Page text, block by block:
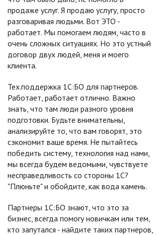
продаже услуг. Я продаю услугу, просто
разговаривая людьми. Вот ЭТО -
работает. Мы помогаем людям, часто в
очень сложных ситуациях. Но это устный
договор двух людей, меня и моего
клиента.
Тех.поддержка 1С:БО для партнеров.
Работает, работает отлично. Важно
знать, что там люди разного уровня
подготовки. Будьте внимательны,
анализируйте то, что вам говорят, это
сэкономит ваше время. Не пытайтесь
победить систему, технология над нами,
мы всегда будем ведомыми, чувствуете
несправедливость со стороны 1С?
"Плюньте" и обойдите, как вода камень.
Партнеры 1С:БО знают, что это за
бизнес, всегда помогу новичкам или тем,
кто запутался - найдите таких партнеров,